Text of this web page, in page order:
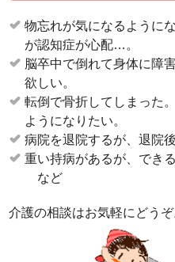
物忘れが気になるように
が認知症が心配…。
脳卒中で倒れて身体に障
欲しい。
転倒で骨折してしまった
ようになりたい。
病院を退院するが、退院
重い持病があるが、でき
など
介護の相談はお気軽にどうぞ